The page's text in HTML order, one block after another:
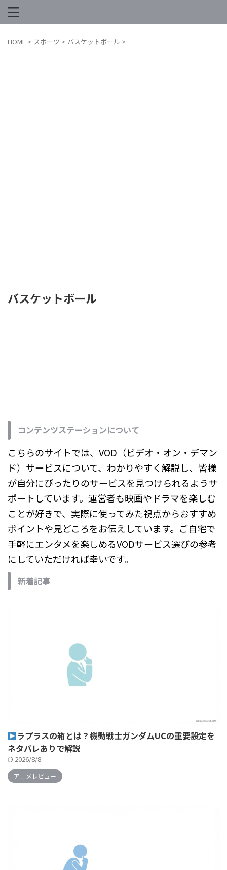
HOME > スポーツ > バスケットボール >
バスケットボール
コンテンツステーションについて
こちらのサイトでは、VOD（ビデオ・オン・デマン
ド）サービスについて、わかりやすく解説し、皆様
が自分にぴったりのサービスを見つけられるようサ
ポートしています。運営者も映画やドラマを楽しむ
ことが好きで、実際に使ってみた視点からおすすめ
ポイントや見どころをお伝えしています。ご自宅で
手軽にエンタメを楽しめるVODサービス選びの参考
にしていただければ幸いです。
新着記事
ラプラスの箱とは？機動戦士ガンダムUCの重要設定を
ネタバレありで解説
2026/8/8
アニメレビュー